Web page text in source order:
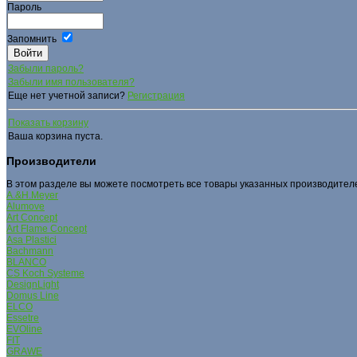
Пароль
Запомнить
Забыли пароль?
Забыли имя пользователя?
Еще нет учетной записи? Регистрация
Показать корзину
Ваша корзина пуста.
Производители
В этом разделе вы можете посмотреть все товары указанных
A.&H.Meyer
Alumove
Art Concept
Art Flame Concept
Asa Plastici
Bachmann
BLANCO
CS Koch Systeme
DesignLight
Domus Line
ELCO
Essetre
EVOline
FIT
GRAWE